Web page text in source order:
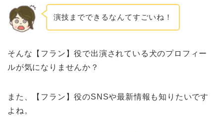
演技までできるなんてすごいね！
そんな【フラン】役で出演されている犬のプロフィー
ルが気になりませんか？
また、【フラン】役のSNSや最新情報も知りたいです
よね。